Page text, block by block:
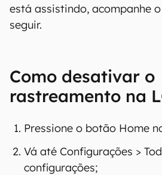
está assistindo, acompanhe
seguir.
Como desativar o
rastreamento na
Pressione o botão Home
Vá até Configurações >
configurações;